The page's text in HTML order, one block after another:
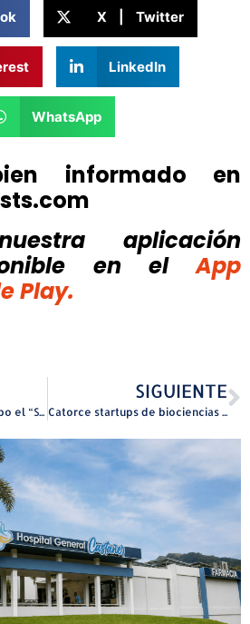
X | Twitter
LinkedIn
WhatsApp
informado en
aplicación
en el
App
Play.
Taller Salud llevará a cabo el “Simposio Comunitario por la Salud de las Mujeres” para promover el diálogo sobre equidad, acceso a la salud y bienestar de las mujeres en Puerto Rico
SIGUIENTE
Catorce startups de biociencias se dirigen a Tech Week NYC tras el Showcase de BioLeap en Puerto Rico.